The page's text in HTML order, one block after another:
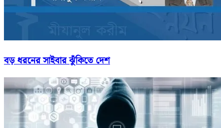
বড় ধরনের সাইবার ঝুঁকিতে দেশ